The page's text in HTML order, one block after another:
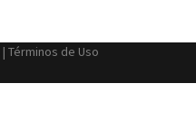
| Términos de Uso